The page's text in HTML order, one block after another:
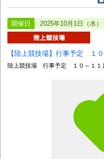
開催日 2025年10月1日（水）
【陸上競技場】行事予定 １
陸上競技場 行事予定 １０～１１